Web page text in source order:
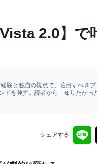
2.0】で
験と独自の視点で、注目すべきプ
を発掘。読者から「知りたかっ
シェアする